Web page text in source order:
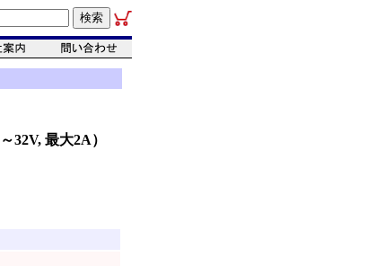
32V, 最大2A）